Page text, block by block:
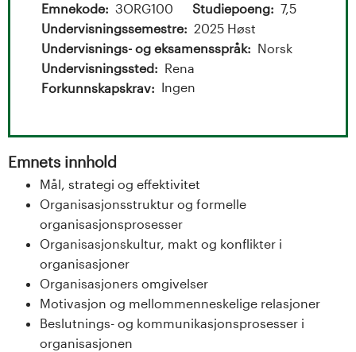
g
Emnekode 3ORG100 Studiepoeng
7,5
Undervisningssemestre
2025 Høst
Undervisnings- og eksamensspråk
Norsk
Undervisningssted
Rena
Forkunnskapskrav
Ingen
Emnets innhold
Mål, strategi og effektivitet
Organisasjonsstruktur og formelle
organisasjonsprosesser
Organisasjonskultur, makt og konflikter i
organisasjoner
Organisasjoners omgivelser
Motivasjon og mellommenneskelige relasjoner
Beslutnings- og kommunikasjonsprosesser i
organisasjonen